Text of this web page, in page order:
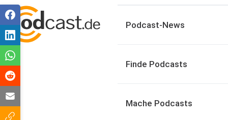
Podcast-News
Finde Podcasts
Mache Podcasts